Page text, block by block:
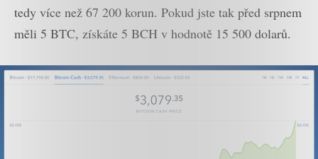
tedy více než 67 200 korun. Pokud jste tak před srpnem
měli 5 BTC, získáte 5 BCH v hodnotě 15 500 dolarů.